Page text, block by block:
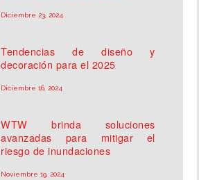
Diciembre 23, 2024
Tendencias de diseño y
decoración para el 2025
Diciembre 16, 2024
WTW brinda soluciones
avanzadas para mitigar el
riesgo de inundaciones
Noviembre 19, 2024